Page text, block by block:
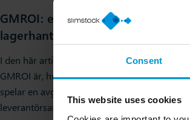
Consent
This website uses cookies
GMROI: en viktig KPI inom
lagerhantering
I den här artikeln undersöker vi vad
GMROI är, hur det beräknas och varför det
spelar en avgörande roll i sortimentsbeslut,
leverantörsanalys och strategisk planering.